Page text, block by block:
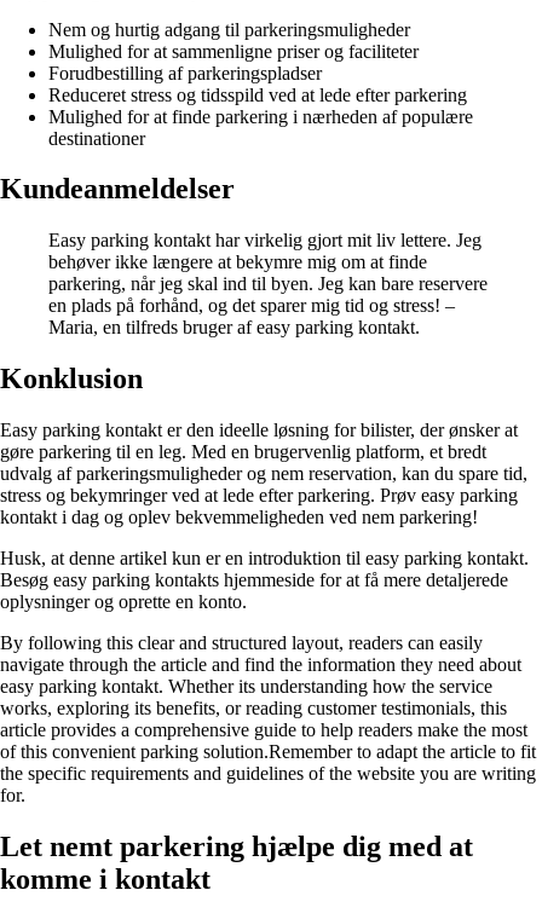
Nem og hurtig adgang til parkeringsmuligheder
Mulighed for at sammenligne priser og faciliteter
Forudbestilling af parkeringspladser
Reduceret stress og tidsspild ved at lede efter parkering
Mulighed for at finde parkering i nærheden af populære
destinationer
Kundeanmeldelser
Easy parking kontakt har virkelig gjort mit liv lettere. Jeg
behøver ikke længere at bekymre mig om at finde
parkering, når jeg skal ind til byen. Jeg kan bare reservere
en plads på forhånd, og det sparer mig tid og stress! –
Maria, en tilfreds bruger af easy parking kontakt.
Konklusion
Easy parking kontakt er den ideelle løsning for bilister, der ønsker at
gøre parkering til en leg. Med en brugervenlig platform, et bredt
udvalg af parkeringsmuligheder og nem reservation, kan du spare tid,
stress og bekymringer ved at lede efter parkering. Prøv easy parking
kontakt i dag og oplev bekvemmeligheden ved nem parkering!
Husk, at denne artikel kun er en introduktion til easy parking kontakt.
Besøg easy parking kontakts hjemmeside for at få mere detaljerede
oplysninger og oprette en konto.
By following this clear and structured layout, readers can easily
navigate through the article and find the information they need about
easy parking kontakt. Whether its understanding how the service
works, exploring its benefits, or reading customer testimonials, this
article provides a comprehensive guide to help readers make the most
of this convenient parking solution.Remember to adapt the article to fit
the specific requirements and guidelines of the website you are writing
for.
Let nemt parkering hjælpe dig med at
komme i kontakt